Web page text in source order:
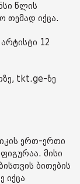
წლის
თემად იქცა.
12
tkt.ge-ზე
ერთ-ერთი
მისი
ბითების
იქცა